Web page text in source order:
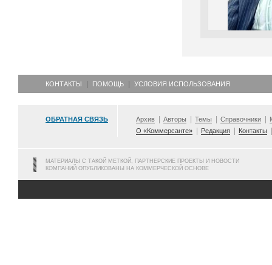
КОНТАКТЫ ПОМОЩЬ УСЛОВИЯ ИСПОЛЬЗОВАНИЯ
ОБРАТНАЯ СВЯЗЬ Архив Авторы Темы Справочники
О «Коммерсанте»
Редакция Контакты
МАТЕРИАЛЫ С ТАКОЙ МЕТКОЙ, ПАРТНЕРСКИЕ ПРОЕКТЫ И НОВОСТИ
КОМПАНИЙ ОПУБЛИКОВАНЫ НА КОММЕРЧЕСКОЙ ОСНОВЕ